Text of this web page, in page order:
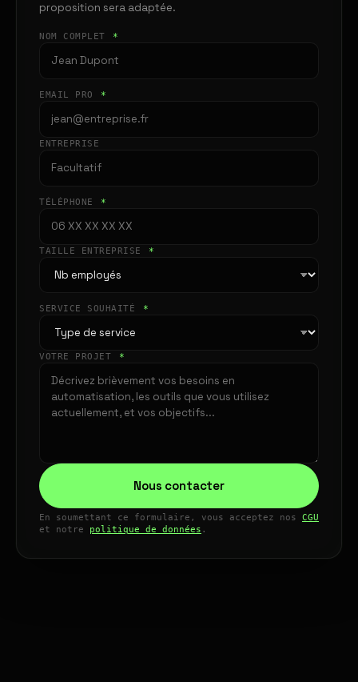
proposition sera adaptée.
NOM COMPLET *
EMAIL PRO *
ENTREPRISE
TÉLÉPHONE *
TAILLE ENTREPRISE *
SERVICE SOUHAITÉ *
VOTRE PROJET *
Nous contacter
En soumettant ce formulaire, vous acceptez nos CGU
et notre politique de données .